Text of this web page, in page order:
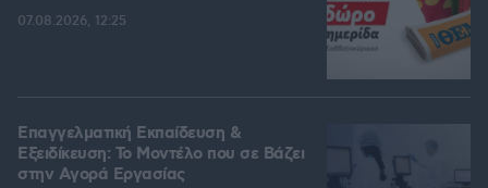
07.08.2026, 12:25
Επαγγελματική Εκπαίδευση &
Εξειδίκευση: Το Mοντέλο που σε Bάζει
στην Aγορά Eργασίας